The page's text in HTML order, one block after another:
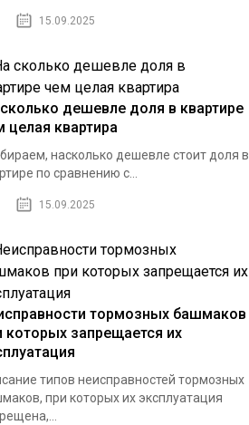
15.09.2025
дешевле доля в квартире
целая квартира
насколько дешевле стоит доля в
по сравнению с...
15.09.2025
тормозных башмаков
которых запрещается их
типов неисправностей тормозных
при которых их эксплуатация